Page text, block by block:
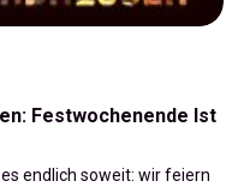
Festwochenende Ist
endlich soweit: wir feiern